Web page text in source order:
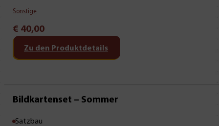
Sonstige
€ 40,00
Zu den Produktdetails
Bildkartenset – Sommer
Satzbau